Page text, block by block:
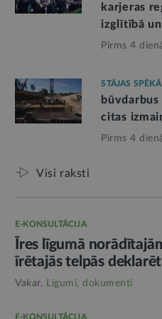
karjeras
izglītībā
Pirms 4
STĀJAS SPĒKĀ
citas
Pirms 4
Visi raksti
E-KONSULTĀCIJA
Īres līgumā
īrētajās telpās
Vakar, Līgumi, dokumenti
E-KONSULTĀCIJA